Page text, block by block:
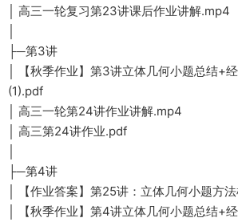
│ 高三一轮复习第23讲课后作业讲解.mp4
├─第3讲
│ 【秋季作业】第3讲立体几何小题总结+
(1).pdf
│ 高三一轮第24讲作业讲解.mp4
│ 高三第24讲作业.pdf
├─第4讲
│ 【作业答案】第25讲：立体几何小题方
│ 【秋季作业】第4讲立体几何小题总结+